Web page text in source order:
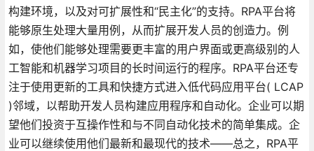
构建环境，以及对可扩展性和“民主化”的支持。RPA平台将
能够原生处理大量用例，从而扩展开发人员的创造力。例
如，使他们能够处理需要更丰富的用户界面或更高级别的人
工智能和机器学习项目的长时间运行的程序。RPA平台还专
注于使用更新的工具和快捷方式进入低代码应用平台( LCAP
)邻域，以帮助开发人员构建应用程序和自动化。企业可以期
望他们投资于互操作性和与不同自动化技术的简单集成。企
业可以继续使用他们最新和最现代的技术——总之，RPA平